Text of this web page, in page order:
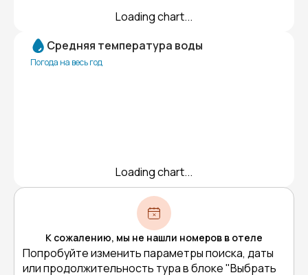
Loading chart...
Средняя температура воды
Погода на весь год
Loading chart...
К сожалению, мы не нашли номеров в отеле
Попробуйте изменить параметры поиска, даты
или продолжительность тура в блоке "Выбрать